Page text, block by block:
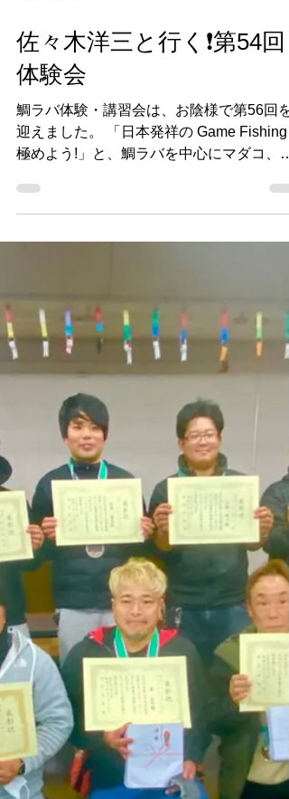
佐々木洋三と行く❗️第54回
体験会
迎えました。 「日本発祥の Game Fishing
極めよう!」と、鯛ラバを中心にマダコ、ア
ジ、白イカ、ジギングでタチウオや青物な
ど、四方を海に囲まれた日本ならではの釣
文化に触れ、旬を美味しく味わって頂く体
会です。 今回はブランドもんの明石ダコを
タコエギで狙います。 ↑左が人気のフラ
シュブースト（シマノ）、右が新発売のハ
タコスッテ（ハピソン） 今年は明石のマダ
コが絶好調！一昨年の不漁を踏まえ、さま
まな規制を設けて資源保護に努めてきたこ
が奏功したのかもしれません。明石のよう
持続可能なゲームフィッシングを漁業者、
漁船、釣り人が一緒になって考え、ルール
設けることは日本でも先進的な取り組みで
す。 ご協賛いただいたフィッシングエイト
さんからは参加者全員に商品券を、シマノ
んからは最新タックルをご提供いただきま
た。ハピソンさんからは発売になったばか
のハピタコスッテが配布され、全員やる気
満々です。 船宿は明石の老舗、魚英さんに
お世話になりました。 http://uoe.jp 写真提
は魚英